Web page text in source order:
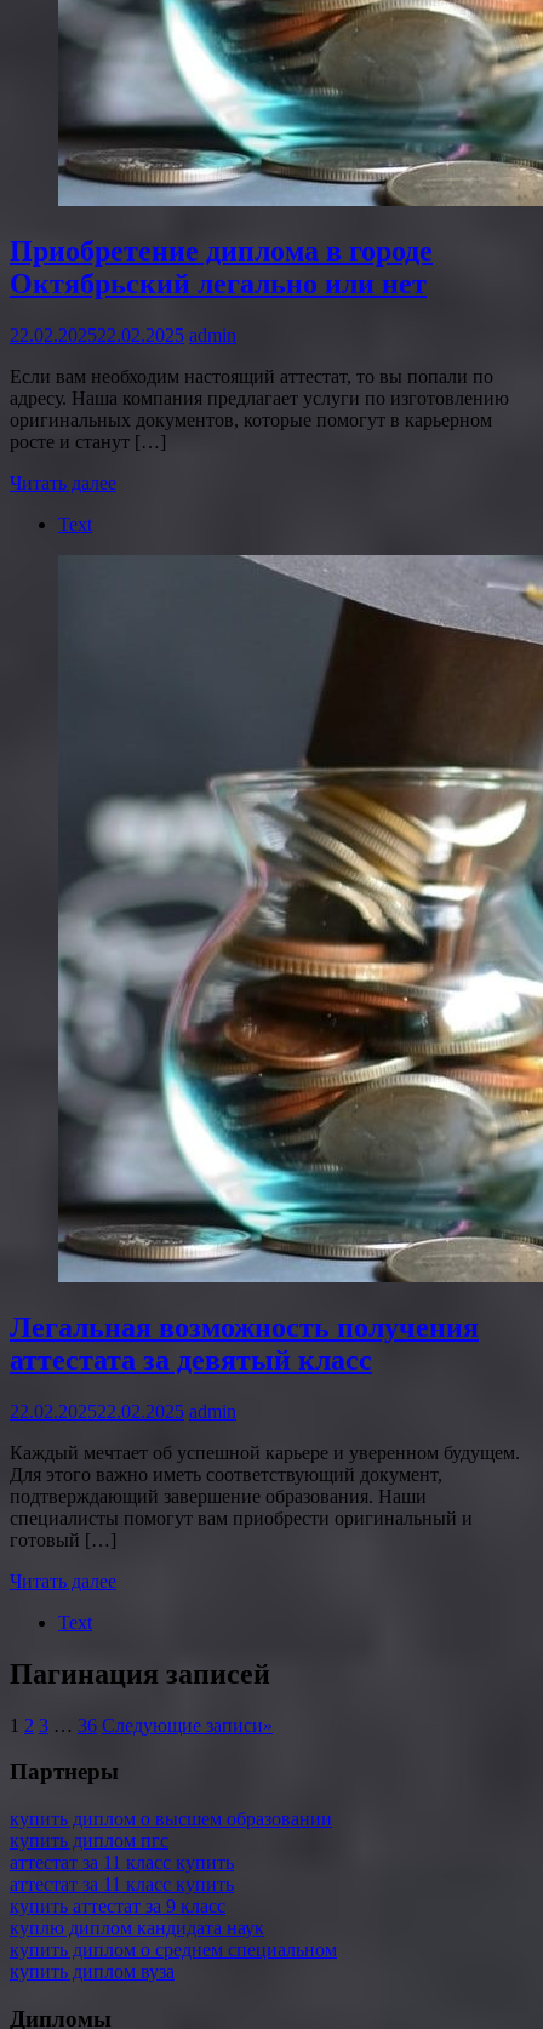
Приобретение диплома в городе
Октябрьский легально или нет
22.02.202522.02.2025 admin
Если вам необходим настоящий аттестат, то вы попали по
адресу. Наша компания предлагает услуги по изготовлению
оригинальных документов, которые помогут в карьерном
росте и станут […]
Читать далее
Text
Легальная возможность получения
аттестата за девятый класс
22.02.202522.02.2025 admin
Каждый мечтает об успешной карьере и уверенном будущем.
Для этого важно иметь соответствующий документ,
подтверждающий завершение образования. Наши
специалисты помогут вам приобрести оригинальный и
готовый […]
Читать далее
Text
Пагинация записей
1 2 3 … 36 Следующие записи»
Партнеры
купить диплом о высшем образовании
купить диплом пгс
аттестат за 11 класс купить
аттестат за 11 класс купить
купить аттестат за 9 класс
куплю диплом кандидата наук
купить диплом о среднем специальном
купить диплом вуза
Дипломы